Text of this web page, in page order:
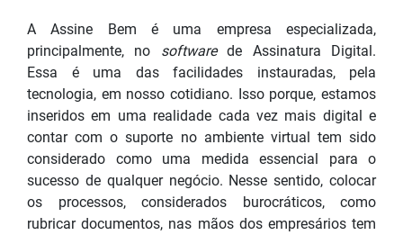
A Assine Bem é uma empresa especializada,
principalmente, no softwarede Assinatura Digital.
Essa é uma das facilidades instauradas, pela
tecnologia, em nosso cotidiano. Isso porque, estamos
inseridos em uma realidade cada vez mais digital e
contar com o suporte no ambiente virtual tem sido
considerado como uma medida essencial para o
sucesso de qualquer negócio. Nesse sentido, colocar
os processos, considerados burocráticos, como
rubricar documentos, nas mãos dos empresários tem